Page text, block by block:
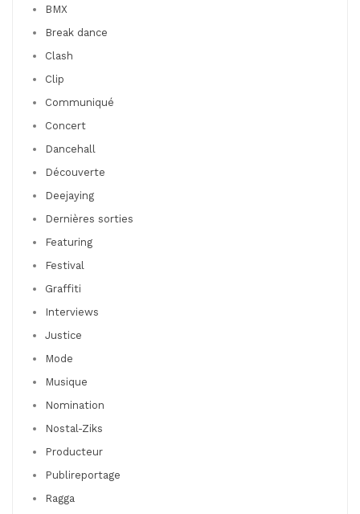
BMX
Break dance
Clash
Clip
Communiqué
Concert
Dancehall
Découverte
Deejaying
Dernières sorties
Featuring
Festival
Graffiti
Interviews
Justice
Mode
Musique
Nomination
Nostal-Ziks
Producteur
Publireportage
Ragga